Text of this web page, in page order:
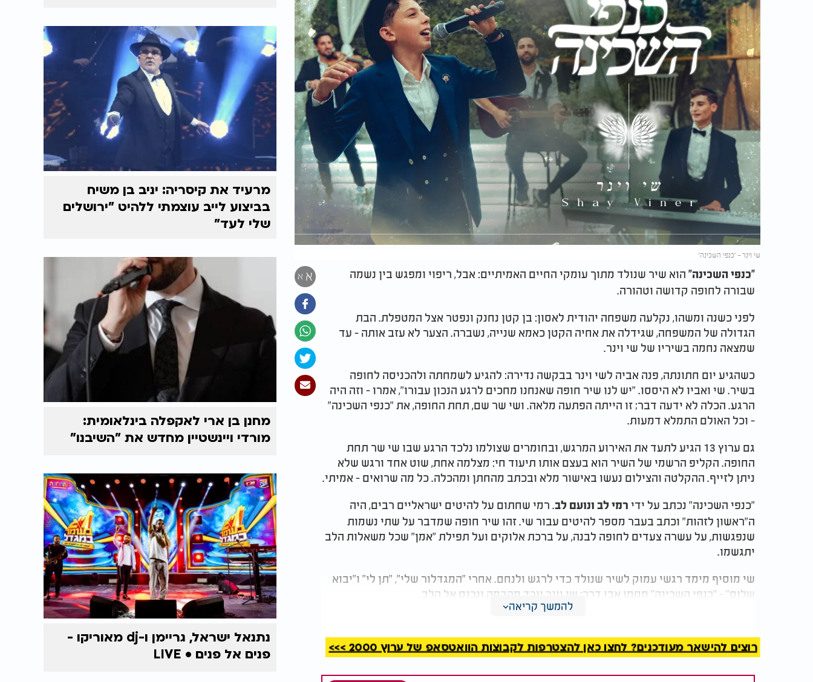
שי וינר - "כנפי השכינה"
א א "כנפי השכינה" הוא שיר שנולד מתוך עומקי החיים האמיתיים: אבל, ריפוי ומפגש בין נשמה
שבורה לחופה קדושה וטהורה.
לפני כשנה ומשהו, נקלעה משפחה יהודית לאסון: בן קטן נחנק ונפטר אצל המטפלת. הבת
הגדולה של המשפחה, שגידלה את אחיה הקטן כאמא שנייה, נשברה. הצער לא עזב אותה - עד
שמצאה נחמה בשיריו של שי וינר.
כשהגיע יום חתונתה, פנה אביה לשי וינר בבקשה נדירה: להגיע לשמחתה ולהכניסה לחופה
בשיר. שי ואביו לא היססו. "יש לנו שיר חופה שאנחנו מחכים לרגע הנכון עבורו", אמרו - וזה היה
הרגע. הכלה לא ידעה דבר; זו הייתה הפתעה מלאה. ושי שר שם, תחת החופה, את "כנפי השכינה"
- וכל האולם התמלא דמעות.
גם ערוץ 13 הגיע לתעד את האירוע המרגש, ובחומרים שצולמו נלכד הרגע שבו שי שר תחת
החופה. הקליפ הרשמי של השיר הוא בעצם אותו תיעוד חי: מצלמה אחת, שוט אחד ורגש שלא
ניתן לזייף. ההקלטה והצילום נעשו באישור מלא ובכתב מהחתן ומהכלה. כל מה שרואים - אמיתי.
"כנפי השכינה" נכתב על ידי רמי לב ונועם לב. רמי שחתום על להיטים ישראליים רבים, היה
ה"ראשון לזהות" וכתב בעבר מספר להיטים עבור שי. זהו שיר חופה שמדבר על שתי נשמות
שנפגשות, על עשרה צעדים לחופה לבנה, על ברכת אלוקים ועל תפילת "אמן" שכל משאלות הלב
יתגשמו.
שי מוסיף מימד רגשי עמוק לשיר שנולד כדי לרגש ולנחם. אחרי "המגדלור שלי", "תן לי" ו"יבוא
שלום" - "כנפי השכינה" מסמן אבן דרך: שי וינר יורד מהבמה ונכנס אל הלב
להמשך קריאה
רוצים להישאר מעודכנים? לחצו כאן להצטרפות לקבוצות הוואטסאפ של ערוץ 2000 >>>
מרעיד את קיסריה: יניב בן משיח
בביצוע לייב עוצמתי ללהיט "ירושלים
שלי לעד"
מחנן בן ארי לאקפלה בינלאומית:
מורדי ויינשטיין מחדש את "השיבנו"
נתנאל ישראל, גריימן ו-dj מאוריקו -
פנים אל פנים • LIVE